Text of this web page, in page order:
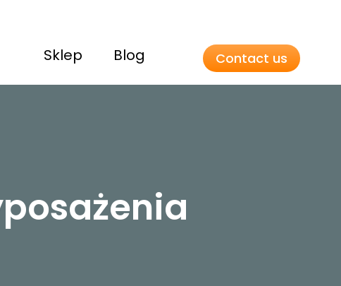
Sklep Blog Contact us